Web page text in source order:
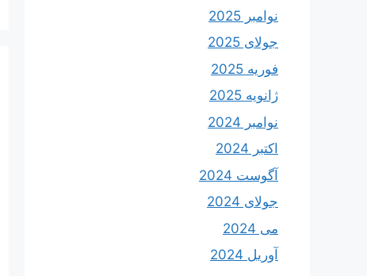
نوامبر 2025
جولای 2025
فوریه 2025
ژانویه 2025
نوامبر 2024
اکتبر 2024
آگوست 2024
جولای 2024
می 2024
آوریل 2024